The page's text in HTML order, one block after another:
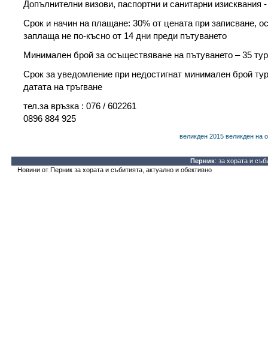
Допълнителни визови, паспортни и санитарни изисквания
Срок и начин на плащане: 30% от цената при записване,
заплаща не по-късно от 14 дни преди пътуването
Минимален брой за осъществяване на пътуването – 35
Срок за уведомление при недостигнат минимален брой
датата на тръгване
тел.за връзка : 076 / 602261
0896 884 925
великден 2015 великден на
Перник: за хората и
Новини от Перник за хората и събитията, актуално и обективно